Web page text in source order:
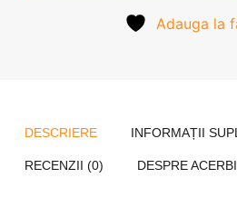
Adauga la
DESCRIERE INFORMAȚII
RECENZII (0) DESPRE